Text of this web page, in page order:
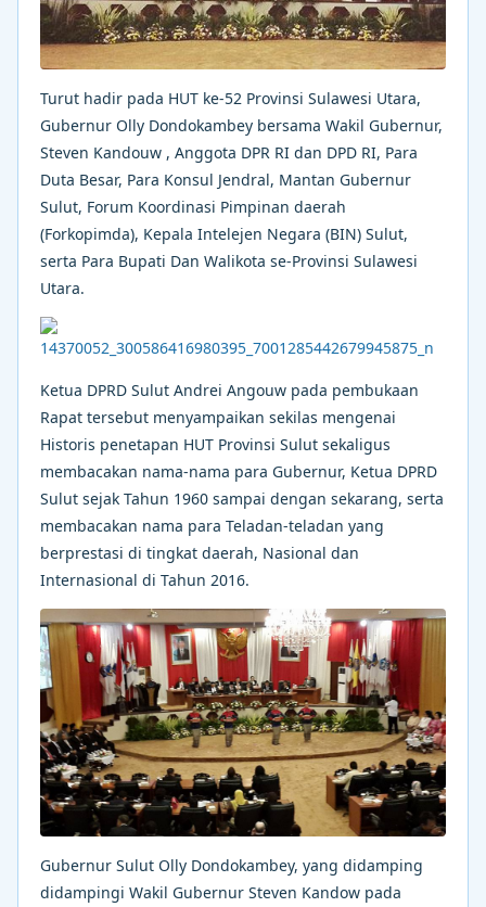
Turut hadir pada HUT ke-52 Provinsi Sulawesi Utara,
Gubernur Olly Dondokambey bersama Wakil Gubernur,
Steven Kandouw , Anggota DPR RI dan DPD RI, Para
Duta Besar, Para Konsul Jendral, Mantan Gubernur
Sulut, Forum Koordinasi Pimpinan daerah
(Forkopimda), Kepala Intelejen Negara (BIN) Sulut,
serta Para Bupati Dan Walikota se-Provinsi Sulawesi
Utara.
Ketua DPRD Sulut Andrei Angouw pada pembukaan
Rapat tersebut menyampaikan sekilas mengenai
Historis penetapan HUT Provinsi Sulut sekaligus
membacakan nama-nama para Gubernur, Ketua DPRD
Sulut sejak Tahun 1960 sampai dengan sekarang, serta
membacakan nama para Teladan-teladan yang
berprestasi di tingkat daerah, Nasional dan
Internasional di Tahun 2016.
Gubernur Sulut Olly Dondokambey, yang didamping
didampingi Wakil Gubernur Steven Kandow pada